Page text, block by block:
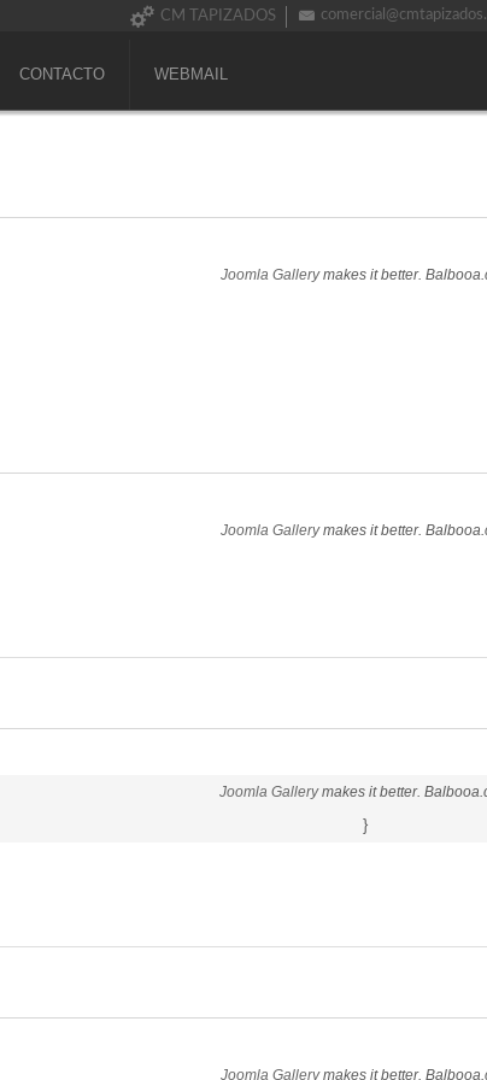
CM TAPIZADOS
CONTACTO WEBMAIL
Joomla Gallerymakes it better.
Joomla Gallerymakes it better.
Joomla Gallerymakes it better.
}
Joomla Gallerymakes it better.